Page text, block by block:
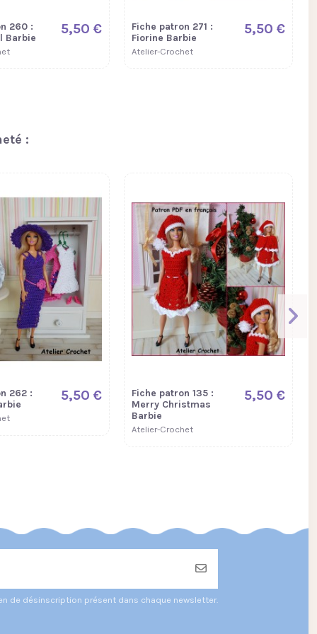
260 :
Barbie
5,50 €
Fiche patron 271 :
Fiorine Barbie
Atelier-Crochet
5,50 €
:
262 :
5,50 €
Fiche patron 135 :
Merry Christmas
Barbie
Atelier-Crochet
5,50 €
de désinscription présent dans chaque newsletter.